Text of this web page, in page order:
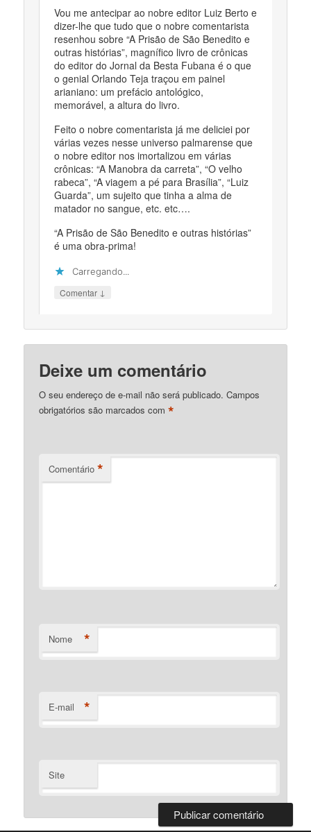
Vou me antecipar ao nobre editor Luiz Berto e
dizer-lhe que tudo que o nobre comentarista
resenhou sobre “A Prisão de São Benedito e
outras histórias”, magnífico livro de crônicas
do editor do Jornal da Besta Fubana é o que
o genial Orlando Teja traçou em painel
arianiano: um prefácio antológico,
memorável, a altura do livro.
Feito o nobre comentarista já me deliciei por
várias vezes nesse universo palmarense que
o nobre editor nos imortalizou em várias
crônicas: “A Manobra da carreta”, “O velho
rabeca”, “A viagem a pé para Brasília”, “Luiz
Guarda”, um sujeito que tinha a alma de
matador no sangue, etc. etc….
“A Prisão de São Benedito e outras histórias”
é uma obra-prima!
Carregando...
Comentar ↓
Deixe um comentário
O seu endereço de e-mail não será publicado. Campos
obrigatórios são marcados com*
Comentário *
Nome *
E-mail *
Site